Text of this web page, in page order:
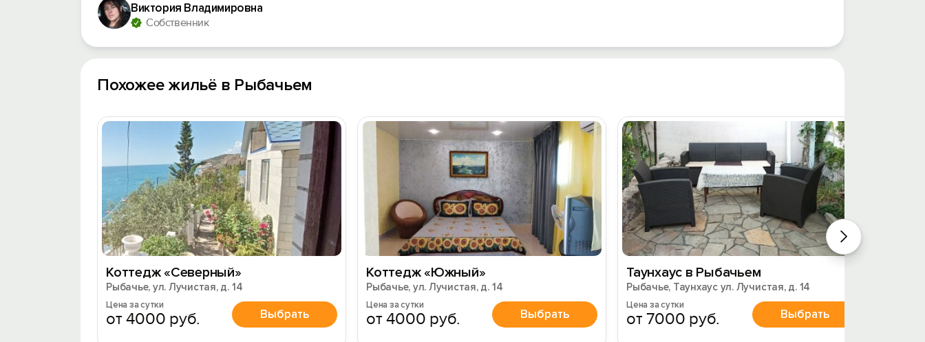
Виктория Владимировна
Собственник
Похожее жильё в Рыбачьем
Коттедж «Северный»
Рыбачье, ул. Лучистая, д. 14
Цена за сутки
от 4000 руб. Выбрать
Коттедж «Южный»
Рыбачье, ул. Лучистая, д. 14
Цена за сутки
от 4000 руб. Выбрать
Таунхаус в Рыбачьем
Рыбачье, Таунхаус ул. Лучистая, д. 14
Цена за сутки
от 7000 руб. Выбрать